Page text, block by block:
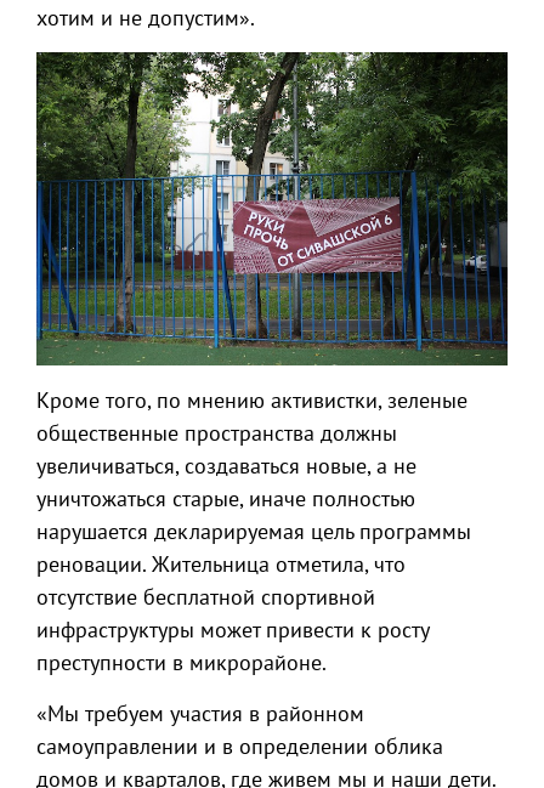
хотим и не допустим».
Кроме того, по мнению активистки, зеленые
общественные пространства должны
увеличиваться, создаваться новые, а не
уничтожаться старые, иначе полностью
нарушается декларируемая цель программы
реновации. Жительница отметила, что
отсутствие бесплатной спортивной
инфраструктуры может привести к росту
преступности в микрорайоне.
«Мы требуем участия в районном
самоуправлении и в определении облика
домов и кварталов, где живем мы и наши дети.